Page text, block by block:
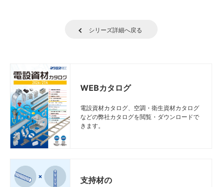
シリーズ詳細へ戻る
WEBカタログ
電設資材カタログ、空調・衛生資材カタログ
などの弊社カタログを閲覧・ダウンロードで
きます。
支持材の